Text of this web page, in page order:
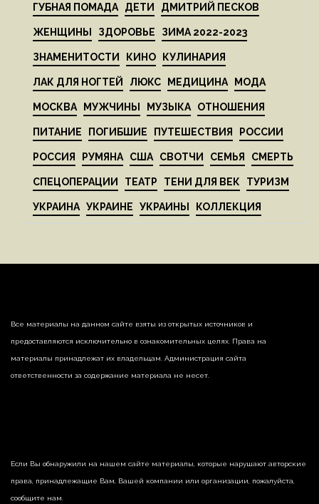
ГУБНАЯ ПОМАДА ДЕТИ ДМИТРИЙ ПЕСКОВ
ЖЕНЩИНЫ ЗДОРОВЬЕ ЗИМА 2022-2023
ЗНАМЕНИТОСТИ КИНО КУЛИНАРИЯ
ЛАК ДЛЯ НОГТЕЙ ЛЮКС МЕДИЦИНА МОДА
МОСКВА МУЖЧИНЫ МУЗЫКА ОТНОШЕНИЯ
ПИТАНИЕ ПОГИБШИЕ ПУТЕШЕСТВИЯ РОССИИ
РОССИЯ РУМЯНА США СВОТЧИ СЕМЬЯ СМЕРТЬ
СПЕЦОПЕРАЦИИ ТЕАТР ТЕНИ ДЛЯ ВЕК ТУРИЗМ
УКРАИНА УКРАИНЕ УКРАИНЫ КОЛЛЕКЦИЯ
Все материалы на данном сайте взяты из открытых источников и
предоставляются исключительно в ознакомительных целях. Права на
материалы принадлежат их владельцам. Администрация сайта
ответственности за содержание материала не несет.
Если Вы обнаружили на нашем сайте материалы, которые нарушают авторские
права, принадлежащие Вам, Вашей компании или организации, пожалуйста,
сообщите нам.